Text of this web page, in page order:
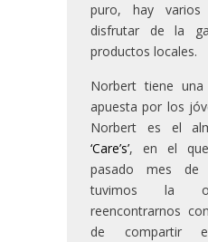
puro, hay varios
disfrutar de la
productos locales.
Norbert tiene
apuesta por los
Norbert es el
‘Care’s’, en el
pasado mes
tuvimos la
reencontrarnos
de compartir